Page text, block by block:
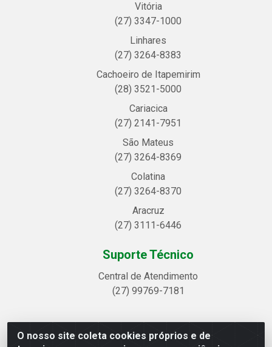
O nosso site coleta cookies próprios e de
Vitória
(27) 3347-1000
Linhares
(27) 3264-8383
Cachoeiro de Itapemirim
(28) 3521-5000
Cariacica
(27) 2141-7951
São Mateus
(27) 3264-8369
Colatina
(27) 3264-8370
Aracruz
(27) 3111-6446
Suporte Técnico
Central de Atendimento
(27) 99769-7181
Linhavix Distribuidora LTDA - Avenida Alegre, 2521 -